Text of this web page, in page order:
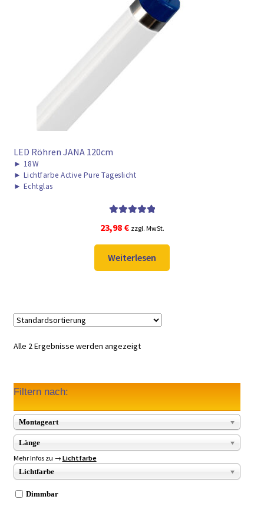
LED Röhren JANA 120cm
► 18W
► Lichtfarbe Active Pure Tageslicht
► Echtglas
von 5
23,98 € zzgl. MwSt.
Weiterlesen
Alle 2 Ergebnisse werden angezeigt
Filtern nach:
Montageart
Länge
Mehr Infos zu → Lichtfarbe
Lichtfarbe
Dimmbar